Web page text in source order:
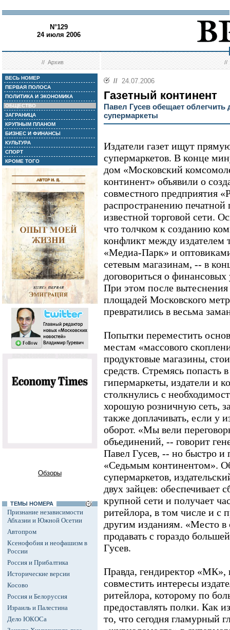
N°129
24 июля 2006
//Архив //
ВЕСЬ НОМЕР
ПЕРВАЯ ПОЛОСА
ПОЛИТИКА И ЭКОНОМИКА
ОБЩЕСТВО
ЗАГРАНИЦА
КРУПНЫМ ПЛАНОМ
БИЗНЕС И ФИНАНСЫ
КУЛЬТУРА
СПОРТ
КРОМЕ ТОГО
Обзоры
ТЕМЫ НОМЕРА
Признание независимости
Абхазии и Южной Осетии
Автопром
Ксенофобия и неофашизм в
России
Россия и Прибалтика
Исторические версии
Косово
Россия и Белоруссия
Израиль и Палестина
Дело ЮКОСа
// 24.07.2006
Газетный континент
Павел Гусев обещает облегчить
супермаркеты
Издатели газет ищут
супермаркетов. В конце
дом «Московский
континент» объявили о
совместного предприятия
распространению печатной
известной торговой сети.
что толчком к созданию
конфликт между
«Медиа-Парк» и
сетевым магазинам, -- в
договориться о финансовых
При этом после вытеснения
площадей Московского
превратились в весьма
Попытки переместить
местам «массового
продуктовые магазины,
средств. Стремясь попасть
гипермаркеты, издатели и
столкнулись с
хорошую розничную сеть,
также доплачивать, если у
оборот. «Мы вели
объединений, -- говорит
Павел Гусев, -- но быстро и
«Седьмым континентом».
супермаркетов,
двух зайцев: обеспечивает
крупной сети и получает
ритейлора, в том числе и с
другим изданиям. «Место в
продавать с гораздо
Гусев.
Правда, гендиректор
совместить интересы
ритейлора, которому по
предоставлять полки. Как
то, что сегодня гламурный